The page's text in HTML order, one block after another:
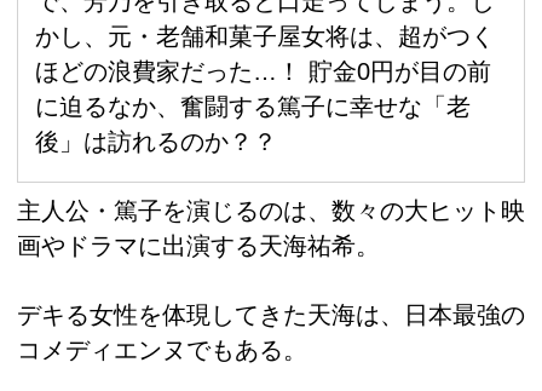
かし、元・老舗和菓子屋女将は、超がつく
ほどの浪費家だった…！ 貯金0円が目の前
に迫るなか、奮闘する篤子に幸せな「老
後」は訪れるのか？？
主人公・篤子を演じるのは、数々の大ヒット映
画やドラマに出演する天海祐希。
デキる女性を体現してきた天海は、日本最強の
コメディエンヌでもある。